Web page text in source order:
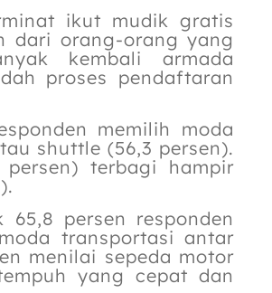
ikut mudik gratis
dari orang-orang yang
kembali armada
proses pendaftaran
memilih moda
shuttle (56,3 persen).
terbagi hampir
persen responden
transportasi antar
menilai sepeda motor
yang cepat dan